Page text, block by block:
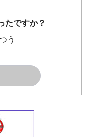
たですか？
う